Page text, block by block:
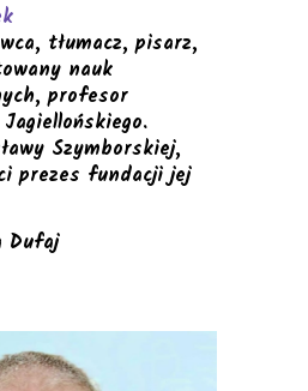
tłumacz, pisarz,
nauk
profesor
Szymborskiej,
prezes fundacji jej
Dufaj